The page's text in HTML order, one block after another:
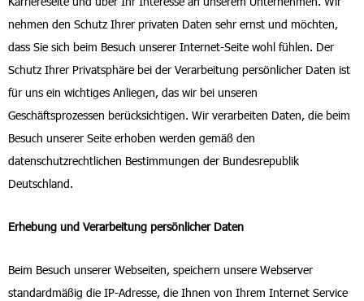
nehmen den Schutz Ihrer privaten Daten sehr ernst und möchten,
dass Sie sich beim Besuch unserer Internet-Seite wohl fühlen. Der
Schutz Ihrer Privatsphäre bei der Verarbeitung persönlicher Daten ist
für uns ein wichtiges Anliegen, das wir bei unseren
Geschäftsprozessen berücksichtigen. Wir verarbeiten Daten, die beim
Besuch unserer Seite erhoben werden gemäß den
datenschutzrechtlichen Bestimmungen der Bundesrepublik
Deutschland.
Erhebung und Verarbeitung persönlicher Daten
Beim Besuch unserer Webseiten, speichern unsere Webserver
standardmäßig die IP-Adresse, die Ihnen von Ihrem Internet Service